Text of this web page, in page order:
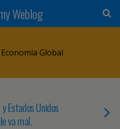
Weblog
Economía Global
Estados Unidos
va mal.